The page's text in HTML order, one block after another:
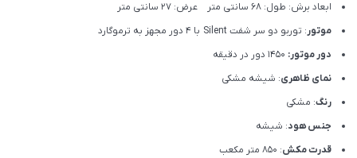
ابعاد برش: طول: 68 سانتی متر عرض: 27 سانتی متر
موتور: توربو دو سر شفت Silent با 4 دور مجهز به ترموگارد
دور موتور:
نمای ظاهری: شیشه مشکی
رنگ: مشکی
جنس هود: شیشه
قدرت مکش: 850 متر مکعب